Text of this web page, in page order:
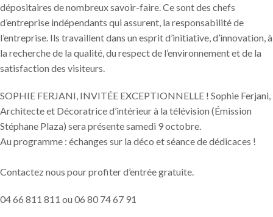
dépositaires de nombreux savoir-faire. Ce sont des chefs
d’entreprise indépendants qui assurent, la responsabilité de
l’entreprise. Ils travaillent dans un esprit d’initiative, d’innovation, à
la recherche de la qualité, du respect de l’environnement et de la
satisfaction des visiteurs.
SOPHIE FERJANI, INVITÉE EXCEPTIONNELLE ! Sophie Ferjani,
Architecte et Décoratrice d’intérieur à la télévision (Émission
Stéphane Plaza) sera présente samedi 9 octobre.
Au programme : échanges sur la déco et séance de dédicaces !
Contactez nous pour profiter d’entrée gratuite.
04 66 811 811 ou 06 80 74 67 91